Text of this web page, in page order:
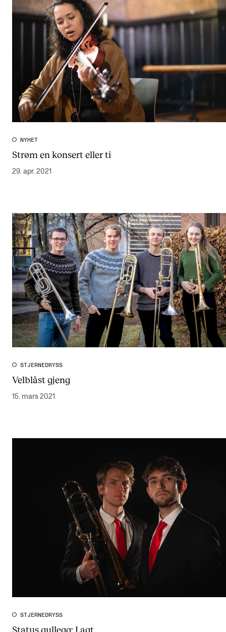
INFO
Om Norges musikkhøgskole
Kontakt oss
Finn ansatte
For ansatte og studenter
NYHET
Strøm en konsert eller ti
29. apr. 2021
STJERNEDRYSS
Velblåst gjeng
15. mars 2021
STJERNEDRYSS
Status gullegg: Lagt